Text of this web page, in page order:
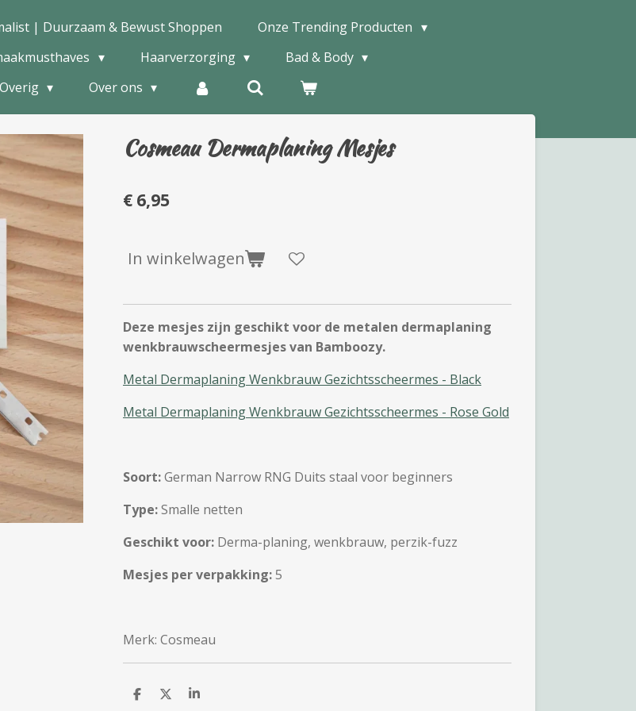
| Duurzaam & Bewust Shoppen
Onze Trending Producten
Haarverzorging
Bad & Body
Overig Over ons
Cosmeau Dermaplaning Mesjes
€ 6,95
In winkelwagen
Deze mesjes zijn geschikt voor de metalen dermaplaning
wenkbrauwscheermesjes van Bamboozy.
Metal Dermaplaning Wenkbrauw Gezichtsscheermes - Black
Metal Dermaplaning Wenkbrauw Gezichtsscheermes - Rose Gold
Soort:German Narrow RNG Duits staal voor beginners
Type:Smalle netten
Geschikt voor: Derma-planing, wenkbrauw, perzik-fuzz
Mesjes per verpakking:5
Merk: Cosmeau
D
D
S